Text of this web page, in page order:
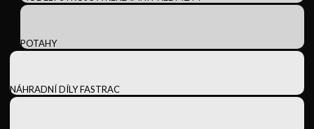
POTAHY
NÁHRADNÍ DÍLY FASTRAC